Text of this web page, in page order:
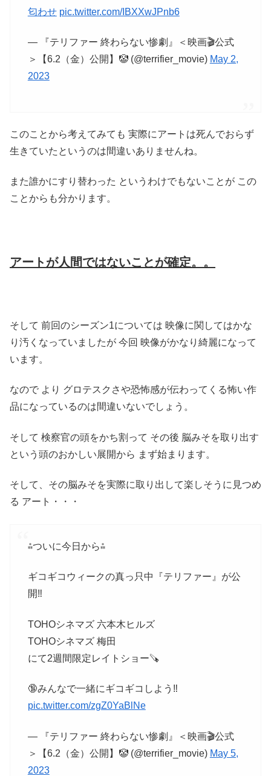
匂わせ pic.twitter.com/IBXXwJPnb6
— 『テリファー 終わらない惨劇』＜映画🎬公式
＞【6.2（金）公開】🤡 (@terrifier_movie) May 2,
2023
このことから考えてみても 実際にアートは死んでおらず
生きていたというのは間違いありませんね。
また誰かにすり替わった というわけでもないことが この
ことからも分かります。
アートが人間ではないことが確定。。
そして 前回のシーズン1については 映像に関してはかな
り汚くなっていましたが 今回 映像がかなり綺麗になって
います。
なので より グロテスクさや恐怖感が伝わってくる怖い作
品になっているのは間違いないでしょう。
そして 検察官の頭をかち割って その後 脳みそを取り出す
という頭のおかしい展開から まず始まります。
そして、その脳みそを実際に取り出して楽しそうに見つめ
る アート・・・
⁂ついに今日から⁂
ギコギコウィークの真っ只中『テリファー』が公
開‼️
TOHOシネマズ 六本木ヒルズ
TOHOシネマズ 梅田
にて2週間限定レイトショー🪚
🔞みんなで一緒にギコギコしよう‼️
pic.twitter.com/zgZ0YaBlNe
— 『テリファー 終わらない惨劇』＜映画🎬公式
＞【6.2（金）公開】🤡 (@terrifier_movie) May 5,
2023